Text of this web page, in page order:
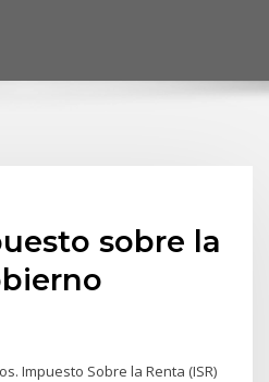
sobre la
Impuesto Sobre la Renta (ISR)